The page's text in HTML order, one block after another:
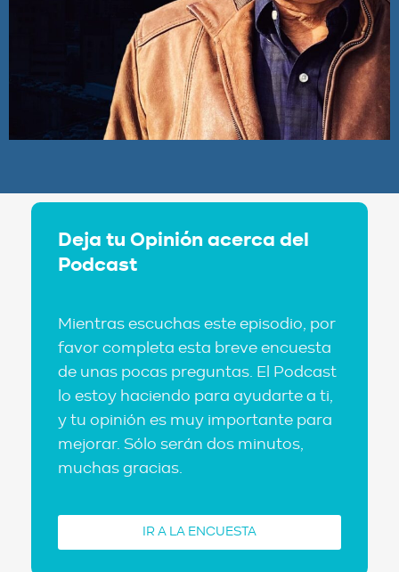
Deja tu Opinión acerca del
Podcast
Mientras escuchas este episodio, por
favor completa esta breve encuesta
de unas pocas preguntas. El Podcast
lo estoy haciendo para ayudarte a ti,
y tu opinión es muy importante para
mejorar. Sólo serán dos minutos,
muchas gracias.
IR A LA ENCUESTA